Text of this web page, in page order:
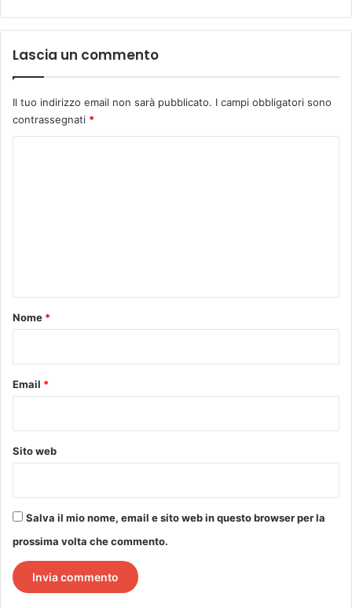
Lascia un commento
Il tuo indirizzo email non sarà pubblicato. I campi obbligatori sono
contrassegnati *
o
Nome *
Email *
Sito web
Salva il mio nome, email e sito web in questo browser per la
prossima volta che commento.